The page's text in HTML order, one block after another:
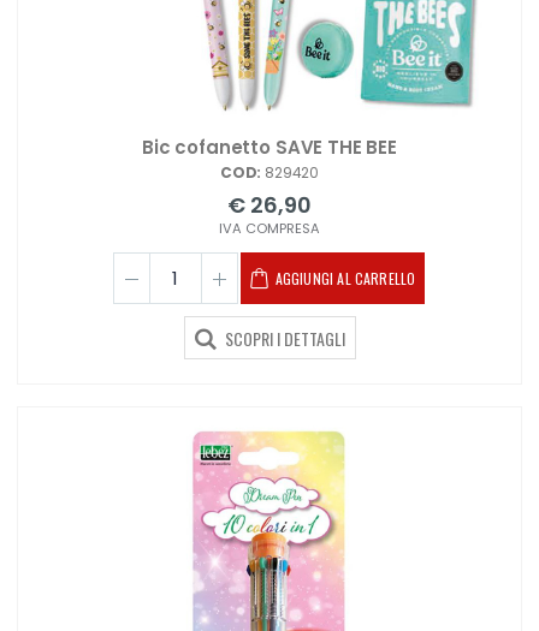
Bic cofanetto SAVE THE BEE
COD: 829420
€ 26,90
IVA COMPRESA
AGGIUNGI AL CARRELLO
SCOPRI I DETTAGLI